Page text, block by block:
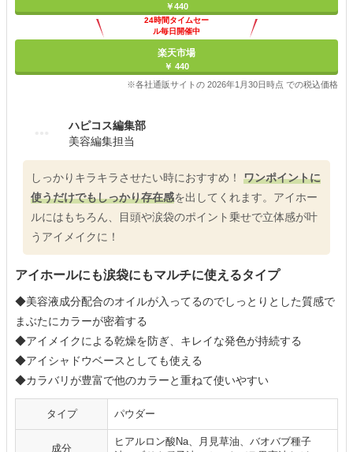
￥440
24時間タイムセー
ル毎日開催中
楽天市場
￥ 440
※各社通販サイトの 2026年1月30日時点 での税込価格
ハピコス編集部
美容編集担当
しっかりキラキラさせたい時におすすめ！ ワンポイントに
使うだけでもしっかり存在感を出してくれます。アイホー
ルにはもちろん、目頭や涙袋のポイント乗せで立体感が叶
うアイメイクに！
アイホールにも涙袋にもマルチに使えるタイプ
◆美容液成分配合のオイルが入ってるのでしっとりとした質感で
まぶたにカラーが密着する
◆アイメイクによる乾燥を防ぎ、キレイな発色が持続する
◆アイシャドウベースとしても使える
◆カラバリが豊富で他のカラーと重ねて使いやすい
タイプ パウダー
成分
ヒアルロン酸Na、月見草油、バオバブ種子